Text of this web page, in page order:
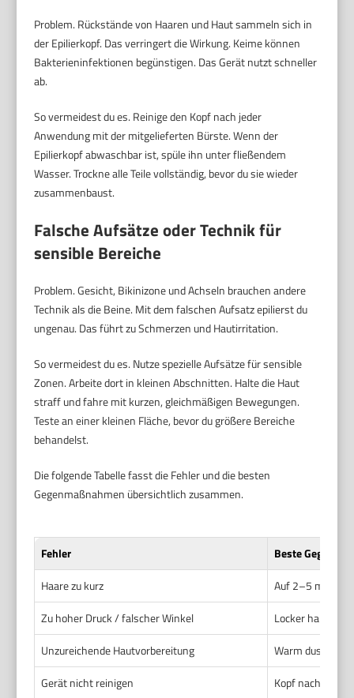
Problem. Rückstände von Haaren und Haut sammeln sich in
der Epilierkopf. Das verringert die Wirkung. Keime können
Bakterieninfektionen begünstigen. Das Gerät nutzt schneller
ab.
So vermeidest du es. Reinige den Kopf nach jeder
Anwendung mit der mitgelieferten Bürste. Wenn der
Epilierkopf abwaschbar ist, spüle ihn unter fließendem
Wasser. Trockne alle Teile vollständig, bevor du sie wieder
zusammenbaust.
Falsche Aufsätze oder Technik für
sensible Bereiche
Problem. Gesicht, Bikinizone und Achseln brauchen andere
Technik als die Beine. Mit dem falschen Aufsatz epilierst du
ungenau. Das führt zu Schmerzen und Hautirritation.
So vermeidest du es. Nutze spezielle Aufsätze für sensible
Zonen. Arbeite dort in kleinen Abschnitten. Halte die Haut
straff und fahre mit kurzen, gleichmäßigen Bewegungen.
Teste an einer kleinen Fläche, bevor du größere Bereiche
behandelst.
Die folgende Tabelle fasst die Fehler und die besten
Gegenmaßnahmen übersichtlich zusammen.
Fehler
Beste
Haare zu kurz
Auf 2–5 mm
Zu hoher Druck / falscher Winkel
Locker halten,
Unzureichende Hautvorbereitung
Warm duschen,
Gerät nicht reinigen
Kopf nach jeder